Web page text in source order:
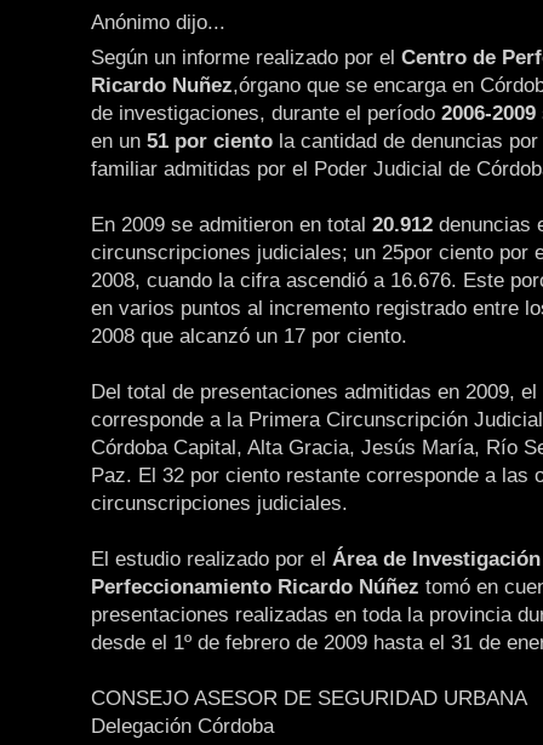
Anónimo dijo...
Según un informe realizado por el Centro de
Ricardo Nuñez,órgano que se encarga en
de investigaciones, durante el período 2006-2009
en un 51 por ciento la cantidad de denuncias
familiar admitidas por el Poder Judicial de
En 2009 se admitieron en total 20.912 denuncias
circunscripciones judiciales; un 25por ciento por
2008, cuando la cifra ascendió a 16.676. Este
en varios puntos al incremento registrado entre
2008 que alcanzó un 17 por ciento.
Del total de presentaciones admitidas en 2009,
corresponde a la Primera Circunscripción
Córdoba Capital, Alta Gracia, Jesús María, Río
Paz. El 32 por ciento restante corresponde a las
circunscripciones judiciales.
El estudio realizado por el Área de
Perfeccionamiento Ricardo Núñez tomó en
presentaciones realizadas en toda la provincia
desde el 1º de febrero de 2009 hasta el 31 de
CONSEJO ASESOR DE SEGURIDAD URBANA
Delegación Córdoba